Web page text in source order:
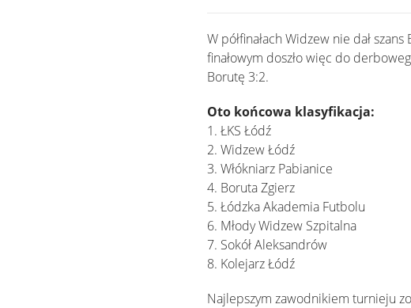
W półfinałach Widzew nie dał
finałowym doszło więc do
Borutę 3:2.
Oto końcowa klasyfikacja:
1. ŁKS Łódź
2. Widzew Łódź
3. Włókniarz Pabianice
4. Boruta Zgierz
5. Łódzka Akademia Futbolu
6. Młody Widzew Szpitalna
7. Sokół Aleksandrów
8. Kolejarz Łódź
Najlepszym zawodnikiem turnieju